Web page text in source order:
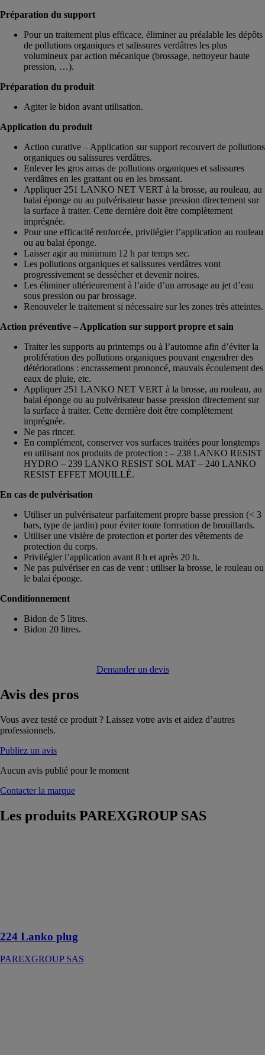
Préparation du support
Pour un traitement plus efficace, éliminer au préalable les dépôts
de pollutions organiques et salissures verdâtres les plus
volumineux par action mécanique (brossage, nettoyeur haute
pression, …).
Préparation du produit
Agiter le bidon avant utilisation.
Application du produit
Action curative – Application sur support recouvert de pollutions
organiques ou salissures verdâtres.
Enlever les gros amas de pollutions organiques et salissures
verdâtres en les grattant ou en les brossant.
Appliquer 251 LANKO NET VERT à la brosse, au rouleau, au
balai éponge ou au pulvérisateur basse pression directement sur
la surface à traiter. Cette dernière doit être complètement
imprégnée.
Pour une efficacité renforcée, privilégier l’application au rouleau
ou au balai éponge.
Laisser agir au minimum 12 h par temps sec.
Les pollutions organiques et salissures verdâtres vont
progressivement se dessécher et devenir noires.
Les éliminer ultérieurement à l’aide d’un arrosage au jet d’eau
sous pression ou par brossage.
Renouveler le traitement si nécessaire sur les zones très atteintes.
Action préventive – Application sur support propre et sain
Traiter les supports au printemps ou à l’automne afin d’éviter la
prolifération des pollutions organiques pouvant engendrer des
détériorations : encrassement prononcé, mauvais écoulement des
eaux de pluie, etc.
Appliquer 251 LANKO NET VERT à la brosse, au rouleau, au
balai éponge ou au pulvérisateur basse pression directement sur
la surface à traiter. Cette dernière doit être complètement
imprégnée.
Ne pas rincer.
En complément, conserver vos surfaces traitées pour longtemps
en utilisant nos produits de protection : – 238 LANKO RESIST
HYDRO – 239 LANKO RESIST SOL MAT – 240 LANKO
RESIST EFFET MOUILLÉ.
En cas de pulvérisation
Utiliser un pulvérisateur parfaitement propre basse pression (< 3
bars, type de jardin) pour éviter toute formation de brouillards.
Utiliser une visière de protection et porter des vêtements de
protection du corps.
Privilégier l’application avant 8 h et après 20 h.
Ne pas pulvériser en cas de vent : utiliser la brosse, le rouleau ou
le balai éponge.
Conditionnement
Bidon de 5 litres.
Bidon 20 litres.
Demander un devis
Avis des pros
Vous avez testé ce produit ? Laissez votre avis et aidez d’autres
professionnels.
Publiez un avis
Aucun avis publié pour le moment
Contacter la marque
Les produits PAREXGROUP SAS
224 Lanko plug
PAREXGROUP SAS